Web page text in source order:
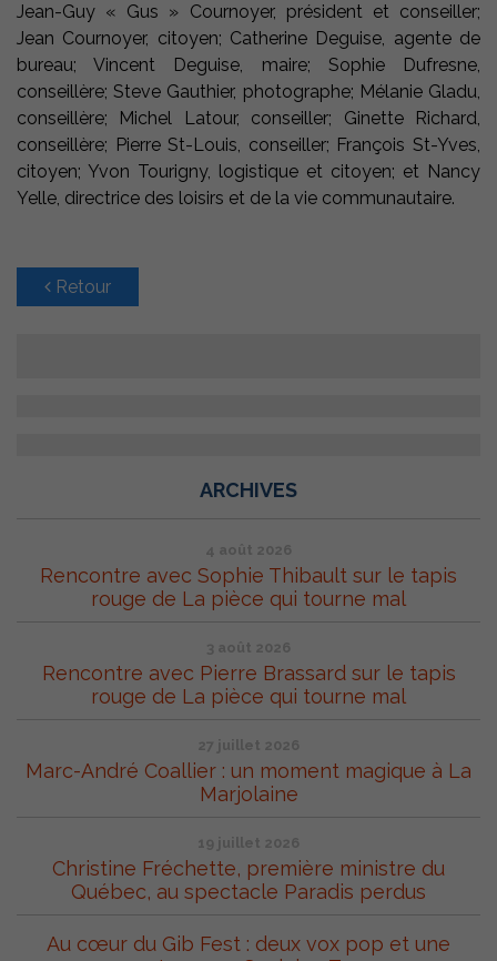
Jean-Guy « Gus » Cournoyer, président et conseiller;
Jean Cournoyer, citoyen; Catherine Deguise, agente de
bureau; Vincent Deguise, maire; Sophie Dufresne,
conseillère; Steve Gauthier, photographe; Mélanie Gladu,
conseillère; Michel Latour, conseiller; Ginette Richard,
conseillère; Pierre St-Louis, conseiller; François St-Yves,
citoyen; Yvon Tourigny, logistique et citoyen; et Nancy
Yelle, directrice des loisirs et de la vie communautaire.
Retour
ARCHIVES
4 août 2026
Rencontre avec Sophie Thibault sur le tapis
rouge de La pièce qui tourne mal
3 août 2026
Rencontre avec Pierre Brassard sur le tapis
rouge de La pièce qui tourne mal
27 juillet 2026
Marc-André Coallier : un moment magique à La
Marjolaine
19 juillet 2026
Christine Fréchette, première ministre du
Québec, au spectacle Paradis perdus
Au cœur du Gib Fest : deux vox pop et une